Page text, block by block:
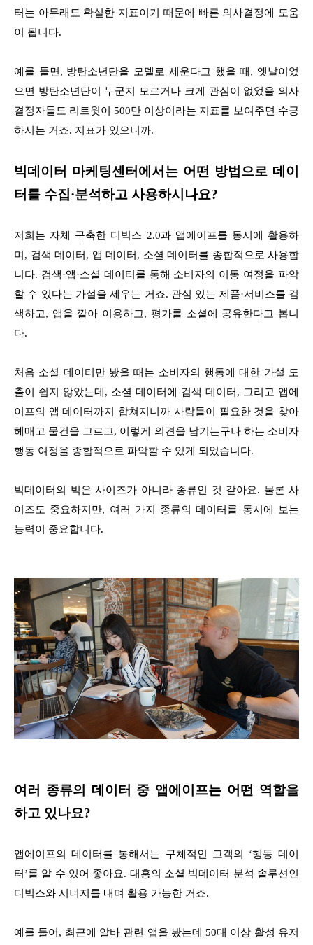
터는 아무래도 확실한 지표이기 때문에 빠른 의사결정에 도움
이 됩니다.
예를 들면, 방탄소년단을 모델로 세운다고 했을 때, 옛날이었
으면 방탄소년단이 누군지 모르거나 크게 관심이 없었을 의사
결정자들도 리트윗이 500만 이상이라는 지표를 보여주면 수긍
하시는 거죠. 지표가 있으니까.
빅데이터 마케팅센터에서는 어떤 방법으로 데이
터를 수집·분석하고 사용하시나요?
저희는 자체 구축한 디빅스 2.0과 앱에이프를 동시에 활용하
며, 검색 데이터, 앱 데이터, 소셜 데이터를 종합적으로 사용합
니다. 검색·앱·소셜 데이터를 통해 소비자의 이동 여정을 파악
할 수 있다는 가설을 세우는 거죠. 관심 있는 제품·서비스를 검
색하고, 앱을 깔아 이용하고, 평가를 소셜에 공유한다고 봅니
다.
처음 소셜 데이터만 봤을 때는 소비자의 행동에 대한 가설 도
출이 쉽지 않았는데, 소셜 데이터에 검색 데이터, 그리고 앱에
이프의 앱 데이터까지 합쳐지니까 사람들이 필요한 것을 찾아
헤매고 물건을 고르고, 이렇게 의견을 남기는구나 하는 소비자
행동 여정을 종합적으로 파악할 수 있게 되었습니다.
빅데이터의 빅은 사이즈가 아니라 종류인 것 같아요. 물론 사
이즈도 중요하지만, 여러 가지 종류의 데이터를 동시에 보는
능력이 중요합니다.
여러 종류의 데이터 중 앱에이프는 어떤 역할을
하고 있나요?
앱에이프의 데이터를 통해서는 구체적인 고객의 ‘행동 데이
터’를 알 수 있어 좋아요. 대홍의 소셜 빅데이터 분석 솔루션인
디빅스와 시너지를 내며 활용 가능한 거죠.
예를 들어, 최근에 알바 관련 앱을 봤는데 50대 이상 활성 유저